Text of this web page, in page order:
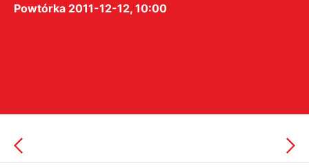
Powtórka 2011-12-12, 10:00